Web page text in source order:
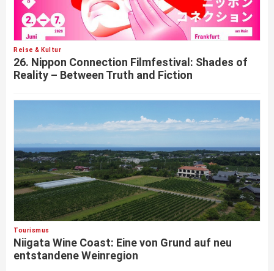
Reise & Kultur
26. Nippon Connection Filmfestival: Shades of
Reality – Between Truth and Fiction
Tourismus
Niigata Wine Coast: Eine von Grund auf neu
entstandene Weinregion